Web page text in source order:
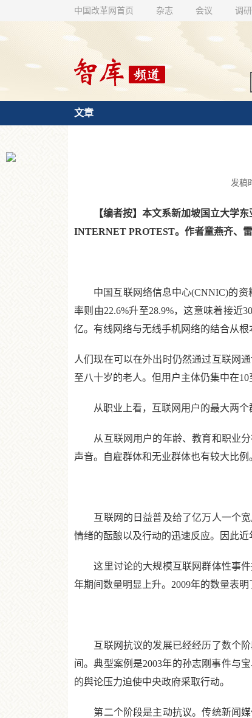
中国改革网首页 杂志 会议 调研
文章
发稿
【编者按】本文系新加坡国立大学
INTERNET PROTEST。作者童燕齐、
中国互联网络信息中心(CNNIC)的资料
率则由22.6%升至28.9%，这意味着接近
亿。有线网络与无线手机网络的结合从根
人们现在可以在外出时仍然通过互联网
至八十岁的老人。但用户主体仍集中在
从职业上看，互联网用户的最大两个
从互联网用户的年龄、教育和职业分
声音。自雇群体和无业群体也有较大比例
互联网的日益普及给了亿万人一个宽
情绪的酝酿以及行动的迅速反应。因此
这里讨论的大规模互联网群体性事件
年期间数量明显上升。2009年的数量表
互联网抗议的发展已经经历了数个阶
间。典型案例是2003年的孙志刚事件与
的舆论压力迫使中央政府采取行动。
第二个阶段是主动抗议。传统新闻媒